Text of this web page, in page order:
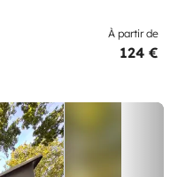
À partir de
124 €